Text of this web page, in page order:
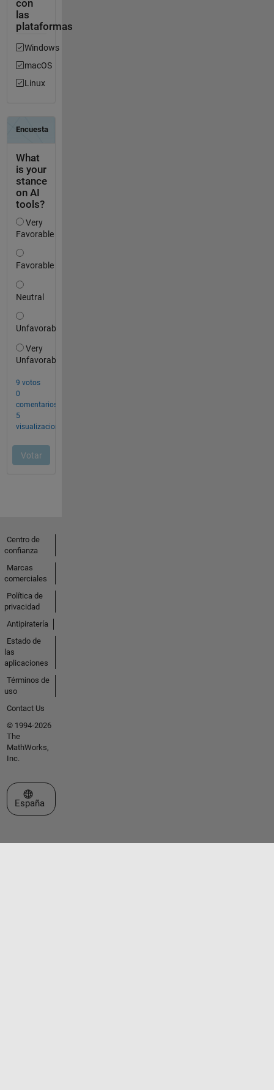
con
las
plataformas
Windows
macOS
Linux
Centro de
confianza
Marcas
comerciales
Política de
privacidad
Antipiratería
Estado de
las
aplicaciones
Términos de
uso
Contact Us
© 1994-2026
The
MathWorks,
Inc.
Seleccione un país/idioma
España